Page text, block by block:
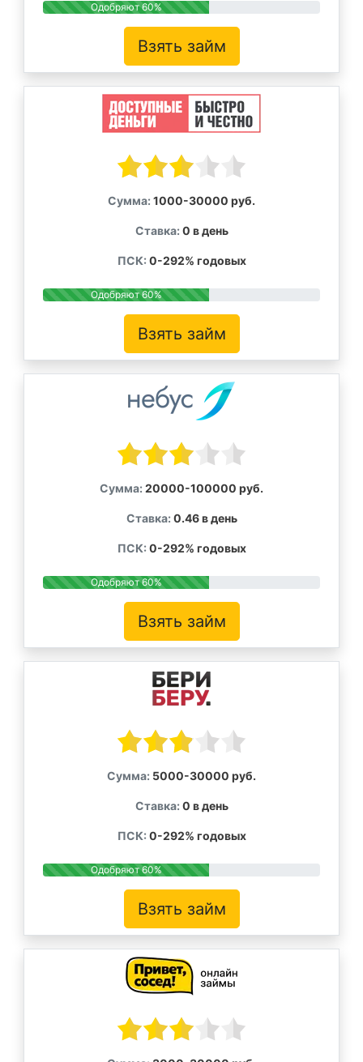
Одобряют 60%
Взять займ
Сумма: 1000-30000 руб.
Ставка: 0 в день
ПСК: 0-292% годовых
Одобряют 60%
Взять займ
Сумма: 20000-100000 руб.
Ставка: 0.46 в день
ПСК: 0-292% годовых
Одобряют 60%
Взять займ
Сумма: 5000-30000 руб.
Ставка: 0 в день
ПСК: 0-292% годовых
Одобряют 60%
Взять займ